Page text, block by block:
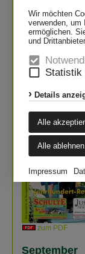
Wir möchten
verwenden, um
ermöglichen.
und
Statistik
Details
Alle
Alle ablehnen
Impressum
zum PDF
zum PDF
September